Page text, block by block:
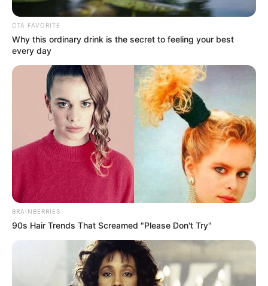
5. Seorang ayah berusia 52 tahun memiliki hobi
membuat kepala aneh seperti ini. Duh! ngeri banget
ya
CTA FAVORITE
Why this ordinary drink is the secret to feeling your best
every day
BRAINBERRIES
90s Hair Trends That Screamed "Please Don't Try"